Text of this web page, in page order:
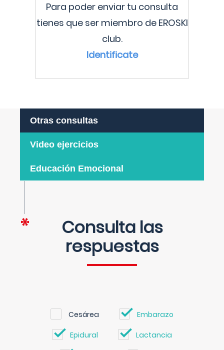
Para poder enviar tu consulta
tienes que ser miembro de EROSKI
club.
Identificate
Otras consultas
Video ejercicios
Educación Emocional
Consulta las
respuestas
Cesárea Embarazo
Epidural Lactancia